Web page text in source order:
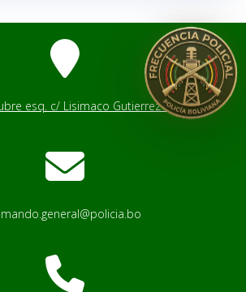
esq. c/ Lisimaco Gutierrez # 2541